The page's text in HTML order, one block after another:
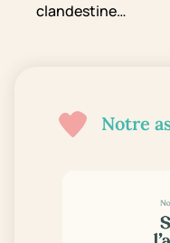
clandestine…
Notre